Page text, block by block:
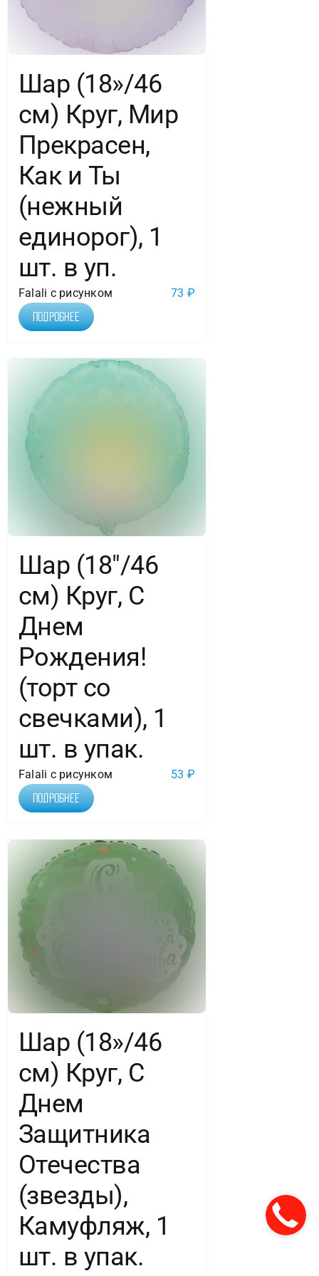
Шар (18»/46
см) Круг, Мир
Прекрасен,
Как и Ты
(нежный
единорог), 1
шт. в уп.
Falali с рисунком 73 ₽
Подробнее
Шар (18″/46
см) Круг, С
Днем
Рождения!
(торт со
свечками), 1
шт. в упак.
Falali с рисунком 53 ₽
Подробнее
Шар (18»/46
см) Круг, С
Днем
Защитника
Отечества
(звезды),
Камуфляж, 1
шт. в упак.